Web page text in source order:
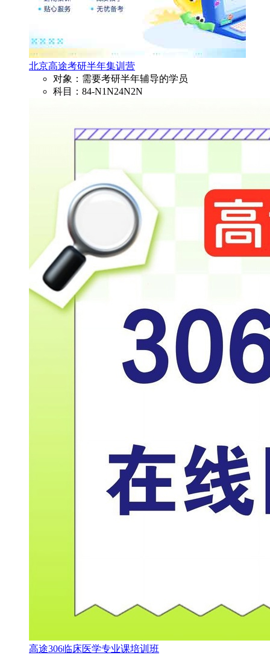
北京高途考研半年集训营
对象：需要考研半年辅导的学员
科目：84-N1N24N2N
高途306临床医学专业课培训班